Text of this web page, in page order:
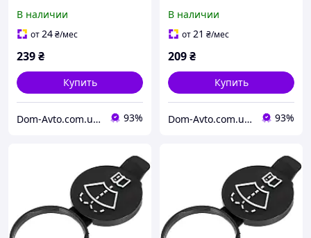
В наличии
от24₴/мес
239₴
Купить
Dom-Avto.com.ua - Запчастини та аксесуари за вигідною ціною 93%
В наличии
от21 ₴/мес
209₴
Купить
Dom-Avto.com.ua - Запчастини та аксесуари за вигідною ціною 93%